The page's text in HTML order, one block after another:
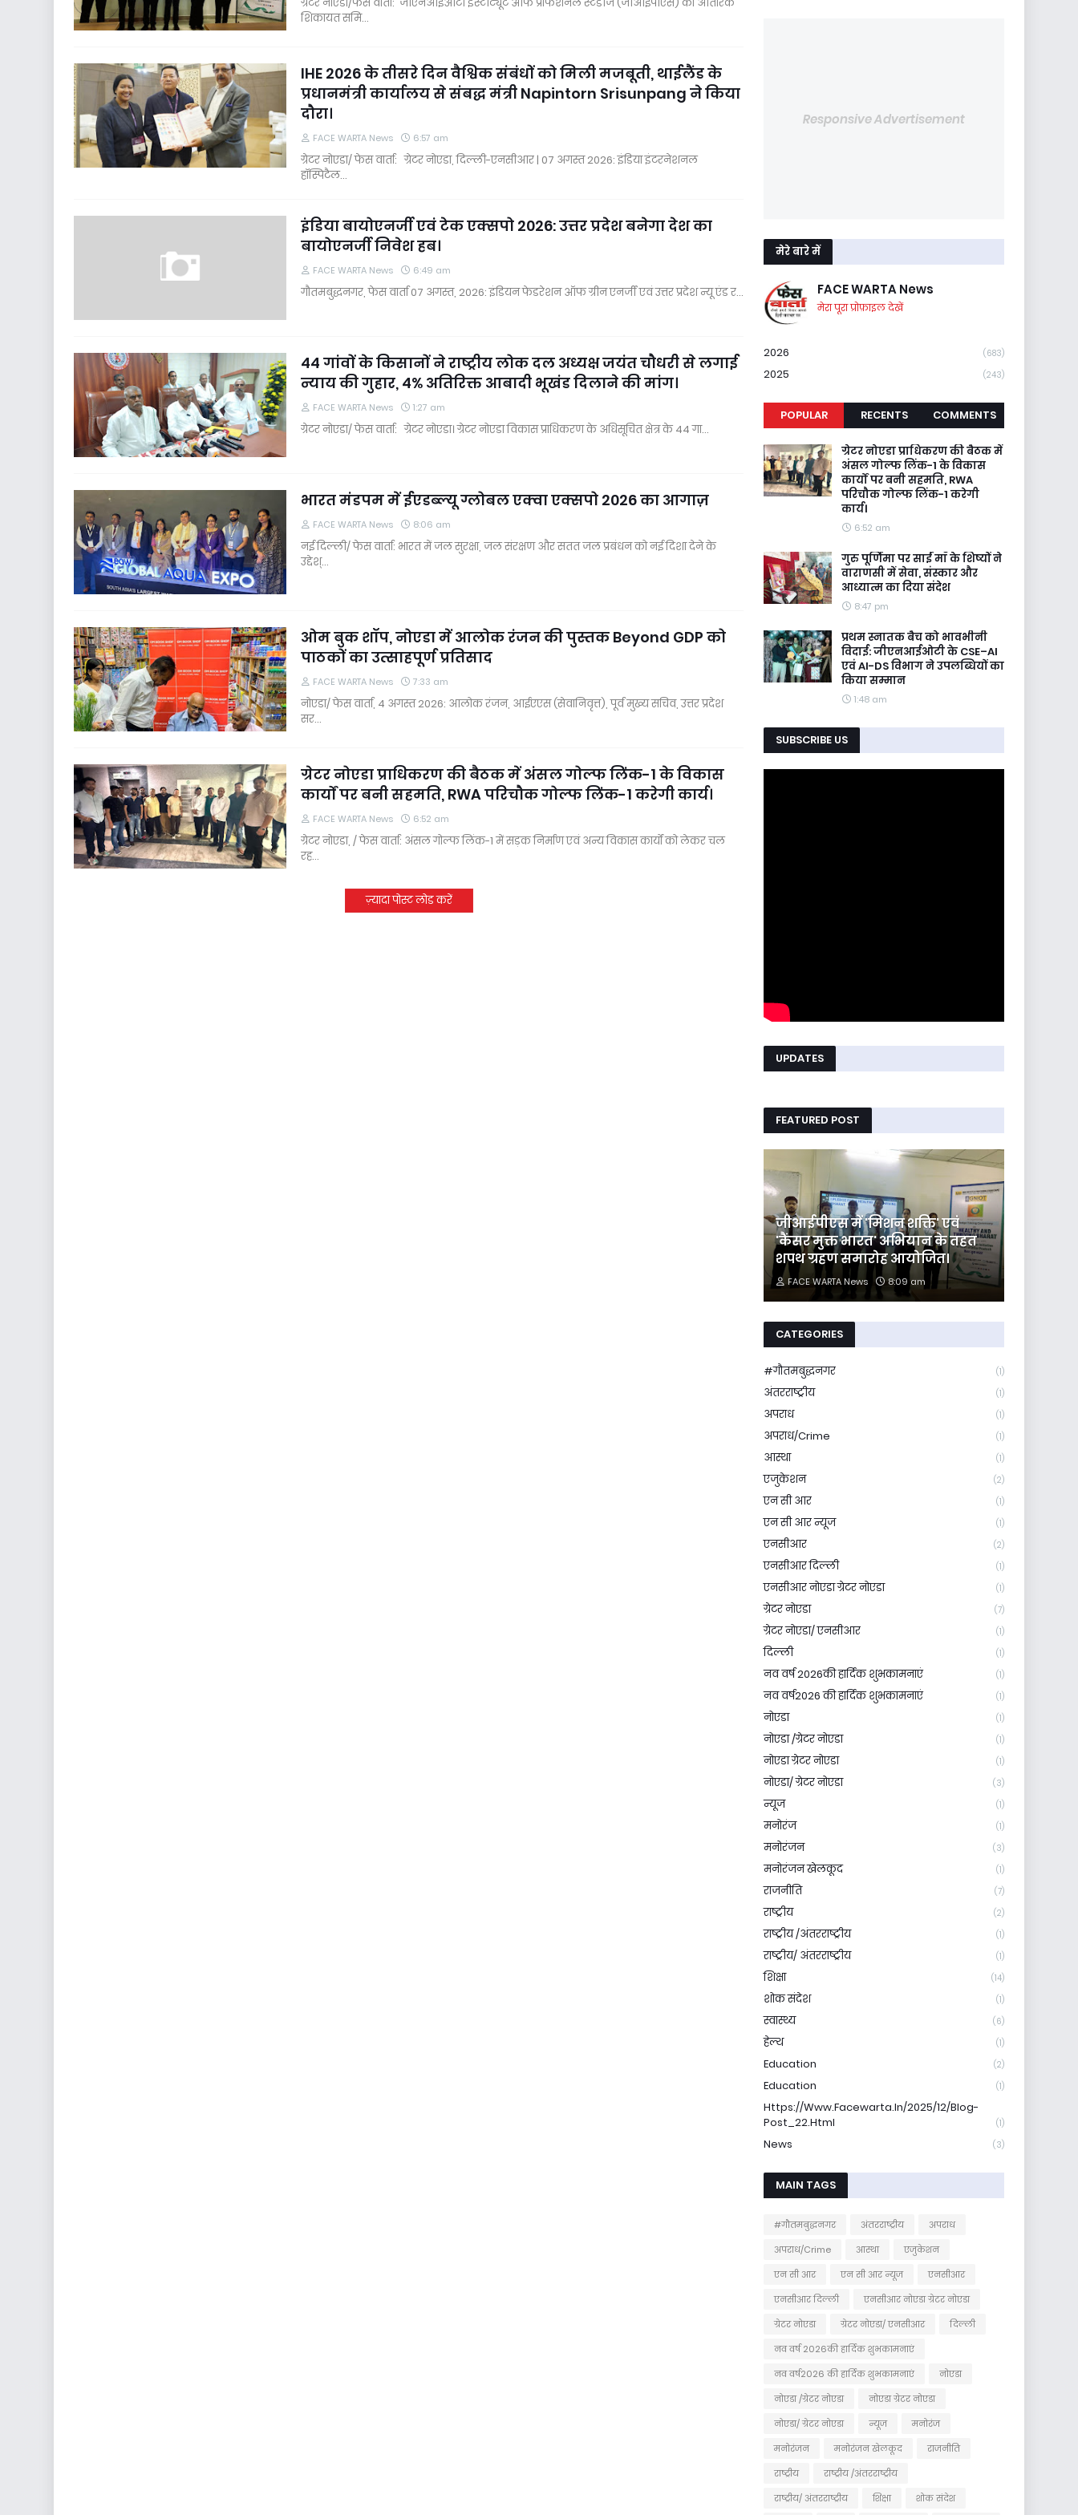
शिकायत समि…
IHE 2026 के तीसरे दिन वैश्विक संबंधों को मिली मजबूती, थाईलैंड के
प्रधानमंत्री कार्यालय से संबद्ध मंत्री Napintorn Srisunpang ने किया
दौरा।
FACE WARTA News 6:57 am
ग्रेटर नोएडा/ फेस वार्ता: ग्रेटर नोएडा, दिल्ली-एनसीआर | 07 अगस्त 2026: इंडिया इंटरनेशनल
हॉस्पिटैल…
इंडिया बायोएनर्जी एवं टेक एक्सपो 2026: उत्तर प्रदेश बनेगा देश का
बायोएनर्जी निवेश हब।
FACE WARTA News 6:49 am
गौतमबुद्धनगर, फेस वार्ता 07 अगस्त, 2026: इंडियन फेडरेशन ऑफ ग्रीन एनर्जी एवं उत्तर प्रदेश न्यू एंड र…
44 गांवों के किसानों ने राष्ट्रीय लोक दल अध्यक्ष जयंत चौधरी से लगाई
न्याय की गुहार, 4% अतिरिक्त आबादी भूखंड दिलाने की मांग।
FACE WARTA News 1:27 am
ग्रेटर नोएडा/ फेस वार्ता: ग्रेटर नोएडा। ग्रेटर नोएडा विकास प्राधिकरण के अधिसूचित क्षेत्र के 44 गा…
भारत मंडपम में ईएडब्ल्यू ग्लोबल एक्वा एक्सपो 2026 का आगाज़
FACE WARTA News 8:06 am
नई दिल्ली/ फेस वार्ता: भारत में जल सुरक्षा, जल संरक्षण और सतत जल प्रबंधन को नई दिशा देने के
उद्देश्…
ओम बुक शॉप, नोएडा में आलोक रंजन की पुस्तक Beyond GDP को
पाठकों का उत्साहपूर्ण प्रतिसाद
FACE WARTA News 7:33 am
नोएडा/ फेस वार्ता, 4 अगस्त 2026: आलोक रंजन, आईएएस (सेवानिवृत्त), पूर्व मुख्य सचिव, उत्तर प्रदेश
सर…
ग्रेटर नोएडा प्राधिकरण की बैठक में अंसल गोल्फ लिंक-1 के विकास
कार्यों पर बनी सहमति, RWA परिचौक गोल्फ लिंक-1 करेगी कार्य।
FACE WARTA News 6:52 am
ग्रेटर नोएडा, / फेस वार्ता: अंसल गोल्फ लिंक-1 में सड़क निर्माण एवं अन्य विकास कार्यों को लेकर चल
रह…
ज़्यादा पोस्ट लोड करें
Responsive Advertisement
मेरे बारे में
FACE WARTA News
मेरा पूरा प्रोफ़ाइल देखें
2026 (683)
2025 (243)
POPULAR RECENTS COMMENTS
ग्रेटर नोएडा प्राधिकरण की बैठक में
अंसल गोल्फ लिंक-1 के विकास
कार्यों पर बनी सहमति, RWA
परिचौक गोल्फ लिंक-1 करेगी
कार्य।
6:52 am
गुरु पूर्णिमा पर साईं माँ के शिष्यों ने
वाराणसी में सेवा, संस्कार और
आध्यात्म का दिया संदेश
8:47 pm
प्रथम स्नातक बैच को भावभीनी
विदाई: जीएनआईओटी के CSE–AI
एवं AI-DS विभाग ने उपलब्धियों का
किया सम्मान
1:48 am
SUBSCRIBE US
UPDATES
FEATURED POST
जीआईपीएस में 'मिशन शक्ति' एवं
'कैंसर मुक्त भारत' अभियान के तहत
शपथ ग्रहण समारोह आयोजित।
FACE WARTA News 8:09 am
CATEGORIES
#गौतमबुद्धनगर (1)
अंतरराष्ट्रीय (1)
अपराध (1)
अपराध/Crime (1)
आस्था (1)
एजुकेशन (2)
एन सी आर (1)
एन सी आर न्यूज (1)
एनसीआर (2)
एनसीआर दिल्ली (1)
एनसीआर नोएडा ग्रेटर नोएडा (1)
ग्रेटर नोएडा (7)
ग्रेटर नोएडा/ एनसीआर (1)
दिल्ली (1)
नव वर्ष 2026की हार्दिक शुभकामनाएं (1)
नव वर्ष2026 की हार्दिक शुभकामनाएं (1)
नोएडा (1)
नोएडा /ग्रेटर नोएडा (1)
नोएडा ग्रेटर नोएडा (1)
नोएडा/ ग्रेटर नोएडा (3)
न्यूज (1)
मनोरंज (1)
मनोरंजन (3)
मनोरंजन खेलकूद (1)
राजनीति (7)
राष्ट्रीय (2)
राष्ट्रीय /अंतरराष्ट्रीय (1)
राष्ट्रीय/ अंतरराष्ट्रीय (1)
शिक्षा (14)
शोक संदेश (1)
स्वास्थ्य (6)
हेल्थ (1)
Education (2)
Education (1)
Https://www.facewarta.in/2025/12/blog-
Post_22.html
(1)
News (3)
MAIN TAGS
#गौतमबुद्धनगर अंतरराष्ट्रीय
अपराध
अपराध/Crime
आस्था
एजुकेशन
एन सी आर
एन सी आर न्यूज
एनसीआर
एनसीआर दिल्ली
एनसीआर नोएडा ग्रेटर नोएडा
ग्रेटर नोएडा
ग्रेटर नोएडा/ एनसीआर
दिल्ली
नव वर्ष 2026की हार्दिक शुभकामनाएं
नव वर्ष2026 की हार्दिक शुभकामनाएं
नोएडा
नोएडा /ग्रेटर नोएडा
नोएडा ग्रेटर नोएडा
नोएडा/ ग्रेटर नोएडा
न्यूज
मनोरंज
मनोरंजन
मनोरंजन खेलकूद
राजनीति
राष्ट्रीय
राष्ट्रीय /अंतरराष्ट्रीय
राष्ट्रीय/ अंतरराष्ट्रीय
शिक्षा शोक संदेश